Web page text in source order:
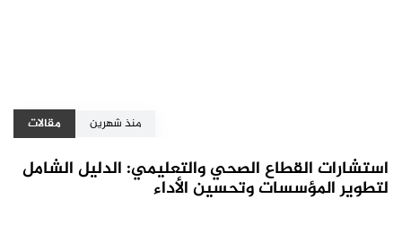
منذ شهرين مقالات
استشارات القطاع الصحي والتعليمي: الدليل الشامل
لتطوير المؤسسات وتحسين الأداء